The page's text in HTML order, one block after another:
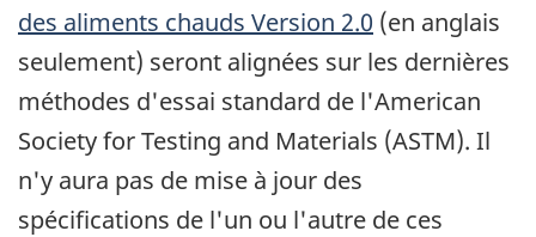
des aliments chauds Version 2.0 (en anglais
seulement) seront alignées sur les dernières
méthodes d'essai standard de l'American
Society for Testing and Materials (ASTM). Il
n'y aura pas de mise à jour des
spécifications de l'un ou l'autre de ces